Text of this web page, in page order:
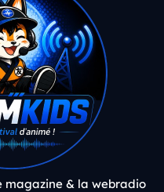
magazine & la webradio